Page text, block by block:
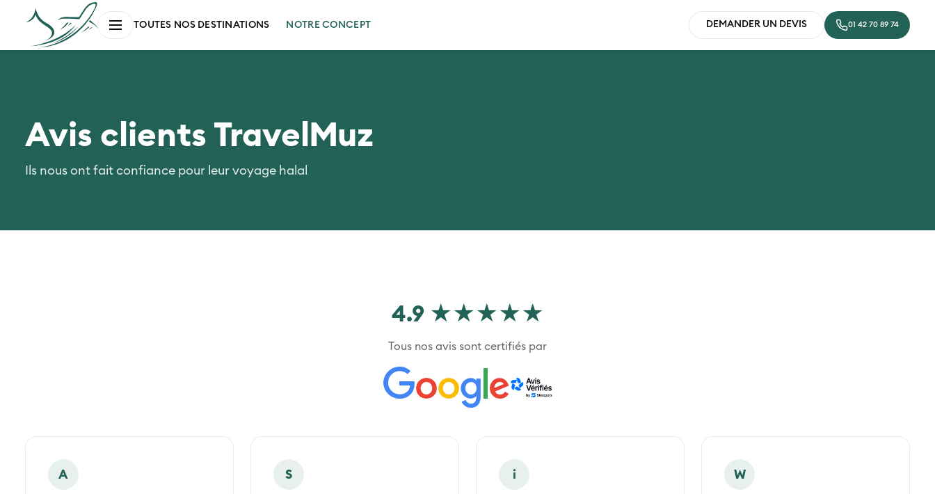
TOUTES NOS DESTINATIONS NOTRE CONCEPT DEMANDER UN DEVIS 01 42 70 89 74
Avis clients TravelMuz
Ils nous ont fait confiance pour leur voyage halal
4.9 ★★★★★
Tous nos avis sont certifiés par
A S i W